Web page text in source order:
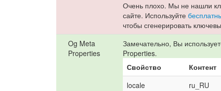
Очень плохо. Мы не нашли
сайте. Используйте
чтобы сгенерировать
Og Meta
Properties
Замечательно, Вы
Properties.
Свойство
Контент
locale
ru_RU